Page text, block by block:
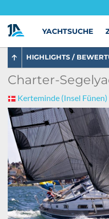
YACHTSUCHE
HIGHLIGHTS /
Charter-
Kerteminde (Insel